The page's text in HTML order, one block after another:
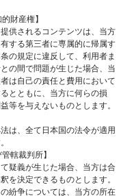
財産権】
供されるコンテンツは、当方
する第三者に専属的に帰属す
の規定に違反して、利用者ま
の間で問題が生じた場合、当
は自己の責任と費用において
とともに、当方に何らの損
等を与えないものとします。
は、全て日本国の法令が適用
轄裁判所】
疑義が生じた場合、当方は合
を決定できるものとします。
紛争については、当方の所在